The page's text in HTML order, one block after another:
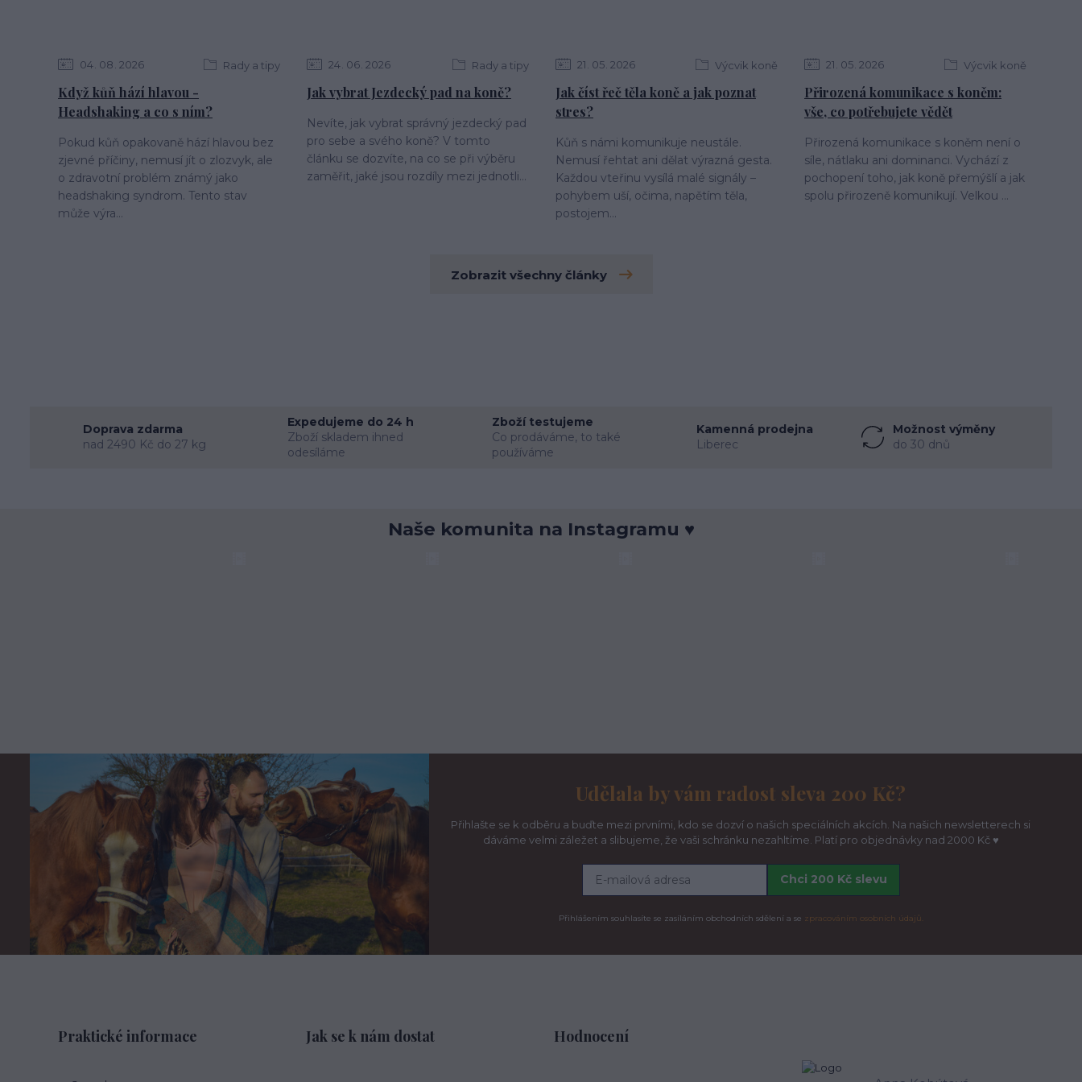
04 08 2026 Rady a tipy
Když kůň hází hlavou -
Headshaking a co s ním?
Pokud kůň opakovaně hází hlavou bez
zjevné příčiny, nemusí jít o zlozvyk, ale
o zdravotní problém známý jako
headshaking syndrom. Tento stav
může výra...
24 06 2026 Rady a tipy
Jak vybrat Jezdecký pad na koně?
Nevíte, jak vybrat správný jezdecký pad
pro sebe a svého koně? V tomto
článku se dozvíte, na co se při výběru
zaměřit, jaké jsou rozdíly mezi jednotli...
21 05 2026 Výcvik koně
Jak číst řeč těla koně a jak poznat
stres?
Kůň s námi komunikuje neustále.
Nemusí řehtat ani dělat výrazná gesta.
Každou vteřinu vysílá malé signály –
pohybem uší, očima, napětím těla,
postojem...
21 05 2026 Výcvik koně
Přirozená komunikace s koněm:
vše, co potřebujete vědět
Přirozená komunikace s koněm není o
síle, nátlaku ani dominanci. Vychází z
pochopení toho, jak koně přemýšlí a jak
spolu přirozeně komunikují. Velkou ...
Zobrazit všechny články
Doprava zdarma
nad 2490 Kč do 27 kg
Expedujeme do 24 h
Zboží skladem ihned
odesíláme
Zboží testujeme
Co prodáváme, to také
používáme
Kamenná prodejna
Liberec
Možnost výměny
do 30 dnů
Naše komunita na Instagramu ♥
Udělala by vám radost sleva 200 Kč?
Přihlašte se k odběru a buďte mezi prvními, kdo se dozví o našich speciálních akcích. Na našich newsletterech si
dáváme velmi záležet a slibujeme, že vaši schránku nezahltíme. Platí pro objednávky nad 2000 Kč ♥
Chci 200 Kč slevu
Přihlášením souhlasíte se zasíláním obchodních sdělení a se zpracováním osobních údajů.
Praktické informace Jak se k nám dostat Hodnocení